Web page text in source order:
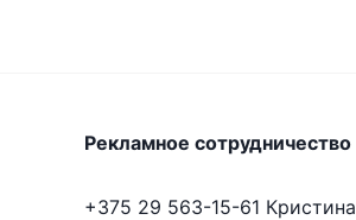
Рекламное сотрудничество
+375 29 563-15-61 Кристина